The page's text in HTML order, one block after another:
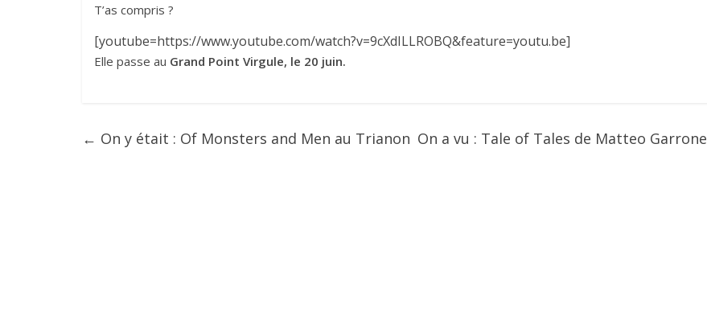
T’as compris ?
[youtube=https://www.youtube.com/watch?v=9cXdILLROBQ&feature=youtu.be]
Elle passe au Grand Point Virgule, le 20 juin.
← On y était : Of Monsters and Men au Trianon On a vu : Tale of Tales de Matteo Garrone